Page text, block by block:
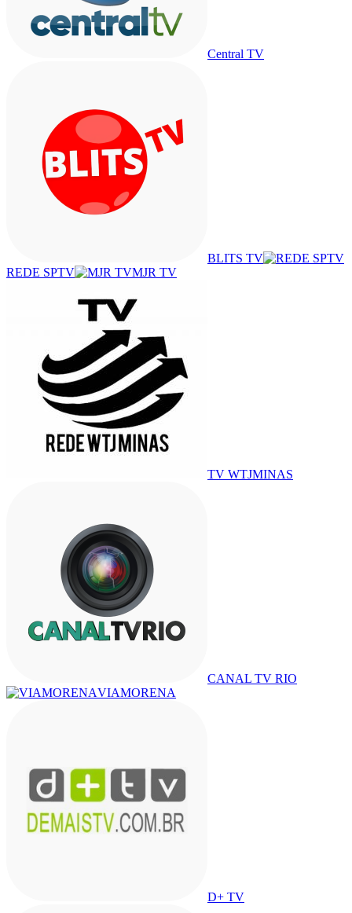
Central TV
BLITS TV
REDE SPTV
MJR TV
TV WTJMINAS
CANAL TV RIO
VIAMORENA
D+ TV